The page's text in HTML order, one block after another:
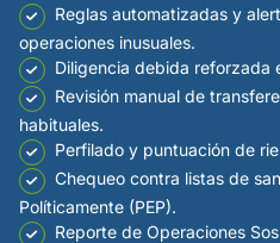
Reglas automatizadas y
operaciones inusuales.
Diligencia debida reforzada
Revisión manual de
habituales.
Perfilado y puntuación de
Chequeo contra listas de
Políticamente (PEP).
Reporte de Operaciones